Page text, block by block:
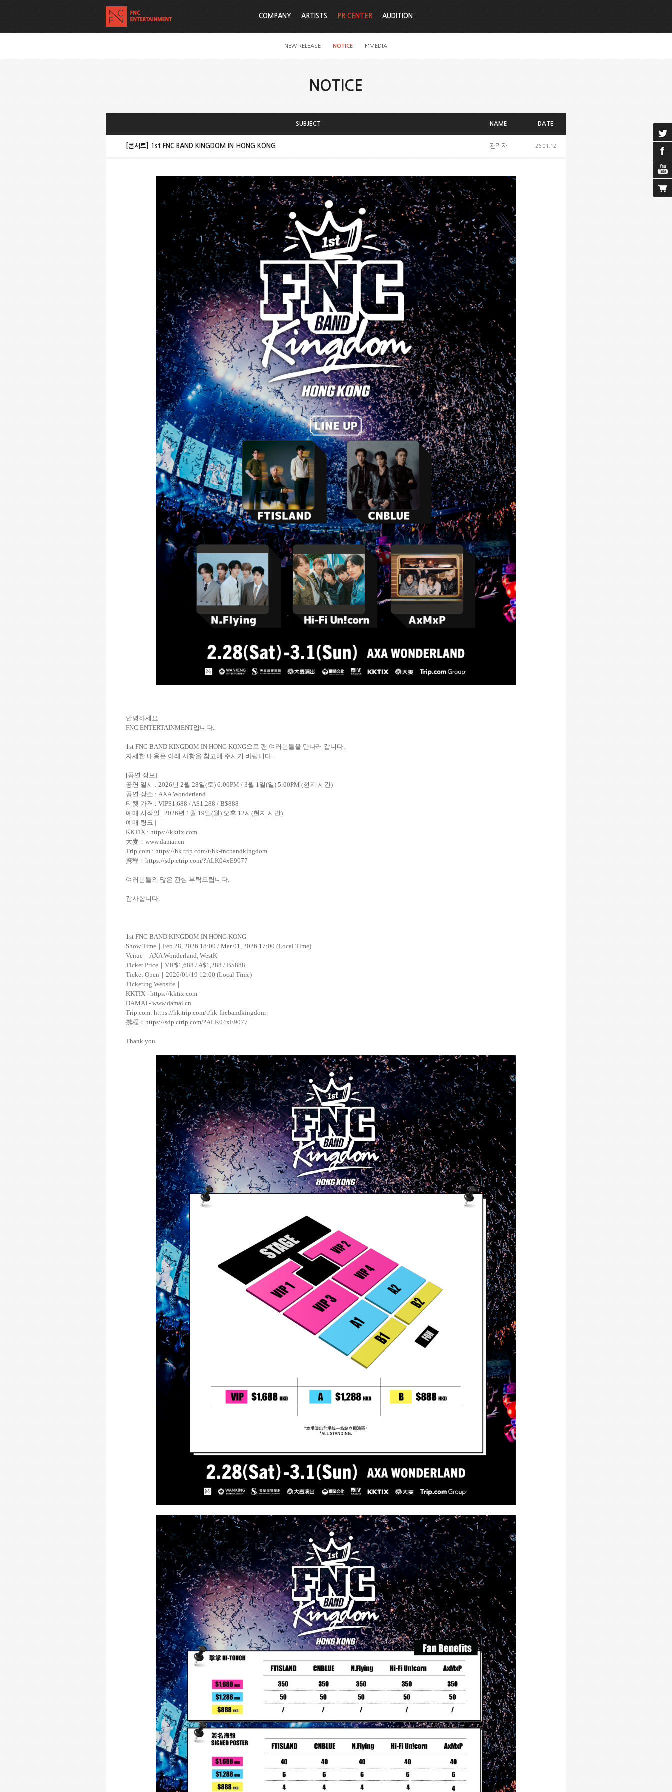
COMPANY ARTISTS PR CENTER
NEW RELEASE NOTICE F'MEDIA
AUDITION
NOTICE
SUBJECT NAME DATE
[콘서트] 1st FNC BAND KINGDOM IN HONG KONG 관리자 26.01.12
안녕하세요
FNC ENTERTAINMENT입니다
1st FNC BAND KINGDOM IN HONG KONG으로 팬 여러분들을 만나러 갑니다
자세한 내용은 아래 사항을 참고해 주시기 바랍니다
[공연 정보]
공연 일시 : 2026년 2월 28일(토) 6:00PM / 3월 1 일(일) 5:00PM (현지 시간)
공연 장소 : AXA Wonderland
티켓 가격 : VIP$1,688 / A$1,288 / B$888
예매 시작일 | 2026년 1 월 19일(월) 오후 12시(현지 시간)
예매 링크 |
KKTIX : https://kktix.com
大麥： www.damai.cn
Trip.com : https://hk.trip.com/t/hk-fncbandkingdom
携程： https://sdp.ctrip.com/?ALK04xE9077
여러분들의 많은 관심 부탁드립니다
감사합니다
1st FNC BAND KINGDOM IN HONG KONG
Show Time ｜ Feb 28, 2026 18:00 / Mar 01, 2026 17:00 (Local Time)
Venue ｜ AXA Wonderland, WestK
Ticket Price ｜ VIP$1,688 / A$1,288 / B$888
Ticket Open ｜ 2026/01/19 12:00 (Local Time)
Ticketing Website ｜
KKTIX - https://kktix.com
DAMAI - www.damai.cn
Trip.com: https://hk.trip.com/t/hk-fncbandkingdom
携程： https://sdp.ctrip.com/?ALK04xE9077
Thank you